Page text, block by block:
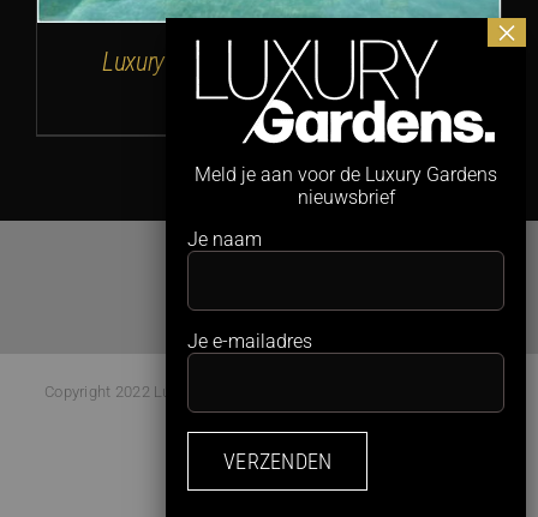
Luxury Gardens 03 – Voorjaar 2023
€14,50
Copyright 2022 Luxury Gardens Magazine | All Rights Reserved |
Facebook
Instagram
Meld je aan voor de Luxury Gardens
nieuwsbrief
Je naam
Je e-mailadres